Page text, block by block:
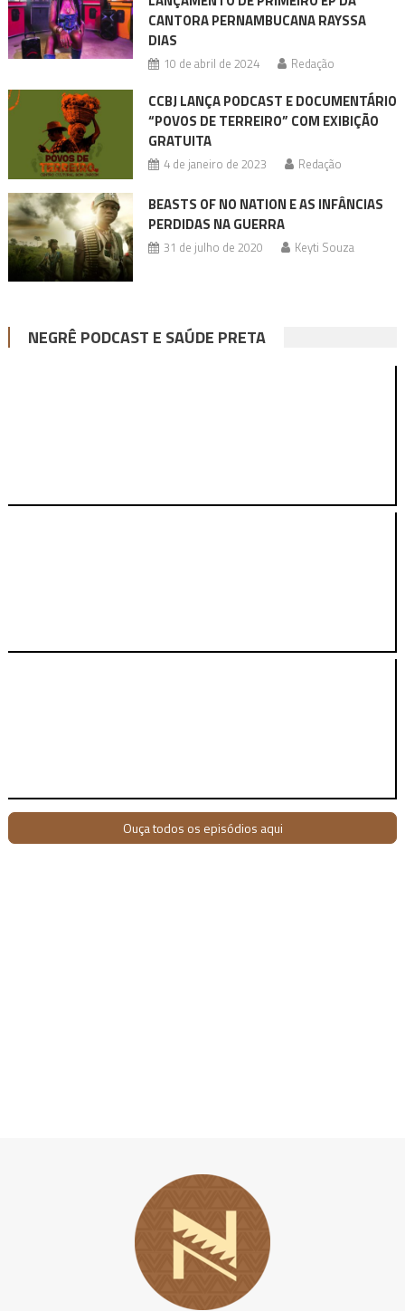
CANTORA PERNAMBUCANA RAYSSA
DIAS
10 de abril de 2024 Redação
CCBJ LANÇA PODCAST E DOCUMENTÁRIO
“POVOS DE TERREIRO” COM EXIBIÇÃO
GRATUITA
4 de janeiro de 2023 Redação
BEASTS OF NO NATION E AS INFÂNCIAS
PERDIDAS NA GUERRA
31 de julho de 2020 Keyti Souza
NEGRÊ PODCAST E SAÚDE PRETA
Ouça todos os episódios aqui